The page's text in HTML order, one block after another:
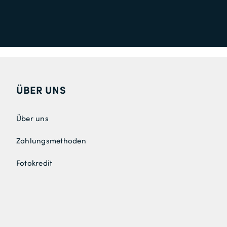
ÜBER UNS
Über uns
Zahlungsmethoden
Fotokredit